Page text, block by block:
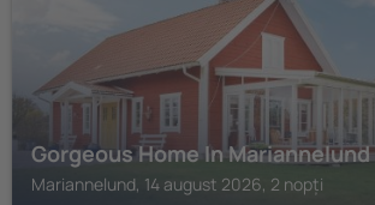
Gorgeous Home In
Mariannelund, 14 august 2026, 2 nopți